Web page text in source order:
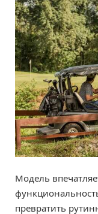
Модель
превратить